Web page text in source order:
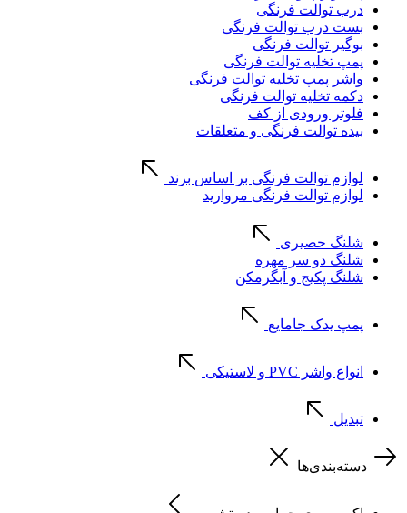
درب توالت فرنگی
بست درب توالت فرنگی
بوگیر توالت فرنگی
پمپ تخلیه توالت فرنگی
واشر پمپ تخلیه توالت فرنگی
دکمه تخلیه توالت فرنگی
فلوتر ورودی از کف
بیده توالت فرنگی و متعلقات
لوازم توالت فرنگی بر اساس برند
لوازم توالت فرنگی مروارید
شلنگ حصیری
شلنگ دو سر مهره
شلنگ پکیج و آبگرمکن
پمپ یدک جامایع
انواع واشر PVC و لاستیکی
تبدیل
دسته‌بندی‌ها